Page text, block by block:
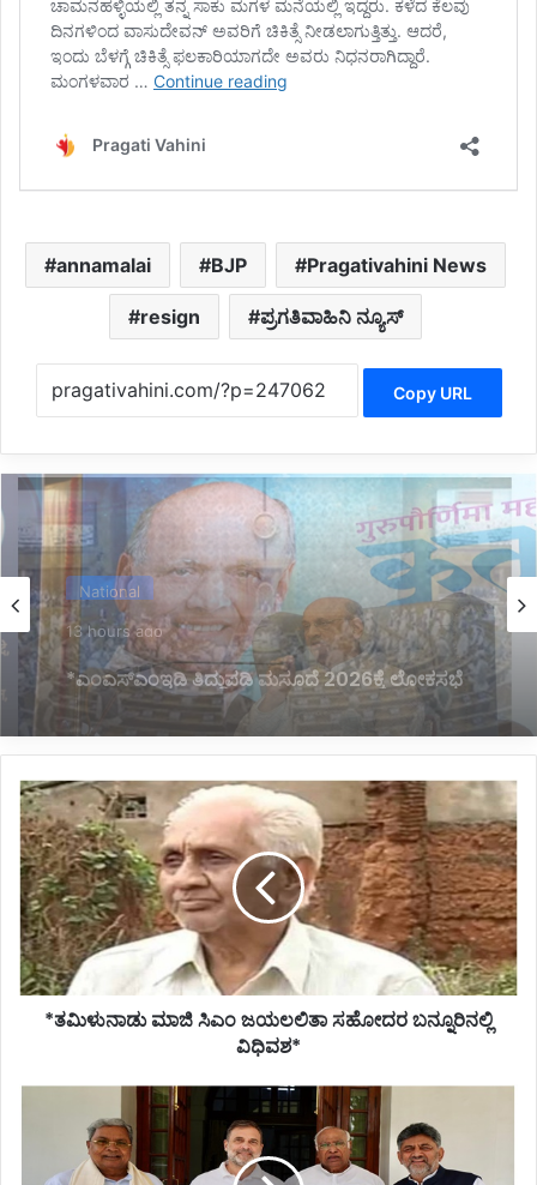
annamalai BJP Pragativahini News
resign ಪ್ರಗತಿವಾಹಿನಿ ನ್ಯೂಸ್
Copy URL
Belgaum News
13 hours ago
*‘ಕೃತಜ್ಞತೆ ಮನದಲ್ಲಿ, ಸಮೃದ್ಧಿ ಜೀವನದಲ್ಲಿ’ ಎಂಬುದೇ
ಯಶಸ್ವಿ ಜೀವನದ ಮಂತ್ರ*
*ತಮಿಳುನಾಡು
ಮಾಜಿ
ಸಿಎಂ
ಜಯಲಲಿತಾ
ಸಹೋದರ
ಬನ್ನೂರಿನಲ್ಲಿ
ವಿಧಿವಶ*
*ತಮಿಳುನಾಡು ಮಾಜಿ ಸಿಎಂ ಜಯಲಲಿತಾ ಸಹೋದರ ಬನ್ನೂರಿನಲ್ಲಿ
ವಿಧಿವಶ*